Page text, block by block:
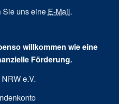
Sie uns eine E-Mail.
willkommen wie eine
Förderung.
e.V.